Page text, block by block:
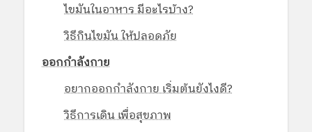
ไขมันในอาหาร มีอะไรบ้าง?
วิธีกินไขมัน ให้ปลอดภัย
ออกกำลังกาย
อยากออกกำลังกาย เริ่มต้นยังไงดี?
วิธีการเดิน เพื่อสุขภาพ